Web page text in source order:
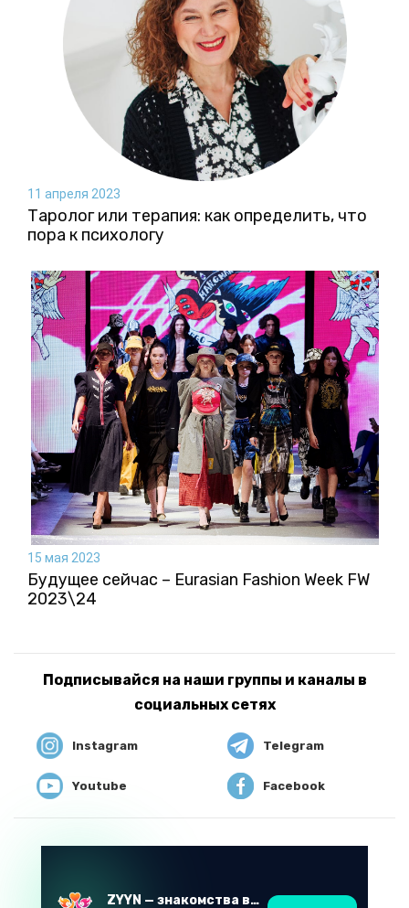
11 апреля 2023
Таролог или терапия: как определить, что
пора к психологу
15 мая 2023
Будущее сейчас – Eurasian Fashion Week FW
2023\24
Подписывайся на наши группы и каналы в
социальных сетях
Instagram Telegram
Youtube Facebook
ZYYN — знакомства в Казахстане